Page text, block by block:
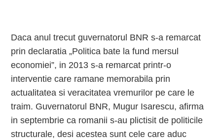
Daca anul trecut guvernatorul BNR s-a remarcat
prin declaratia „Politica bate la fund mersul
economiei”, in 2013 s-a remarcat printr-o
interventie care ramane memorabila prin
actualitatea si veracitatea vremurilor pe care le
traim. Guvernatorul BNR, Mugur Isarescu, afirma
in septembrie ca romanii s-au plictisit de politicile
structurale, desi acestea sunt cele care aduc